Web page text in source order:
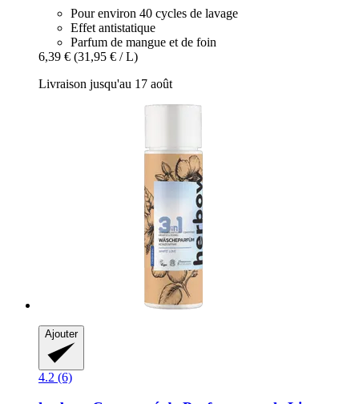
Pour environ 40 cycles de lavage
Effet antistatique
Parfum de mangue et de foin
6,39 € (31,95 € / L)
Livraison jusqu'au 17 août
Ajouter
4.2 (6)